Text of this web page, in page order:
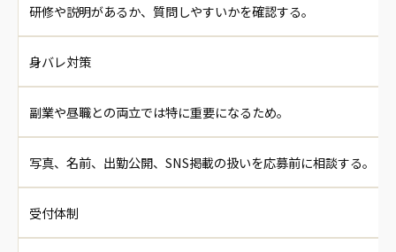
研修や説明があるか、質問しやすいかを確認する。
身バレ対策
副業や昼職との両立では特に重要になるため。
写真、名前、出勤公開、SNS掲載の扱いを応募前に相談する。
受付体制